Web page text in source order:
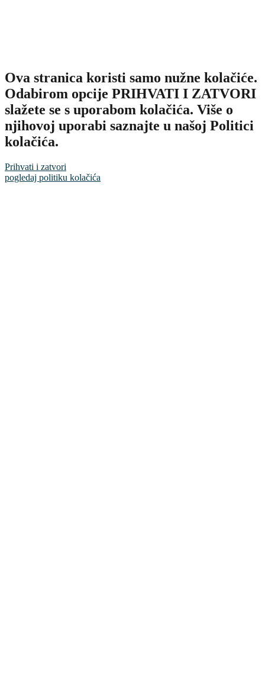
Ova stranica koristi samo nužne kolačiće.
Odabirom opcije PRIHVATI I ZATVORI
slažete se s uporabom kolačića. Više o
njihovoj uporabi saznajte u našoj Politici
kolačića.
Prihvati i zatvori
pogledaj politiku kolačića